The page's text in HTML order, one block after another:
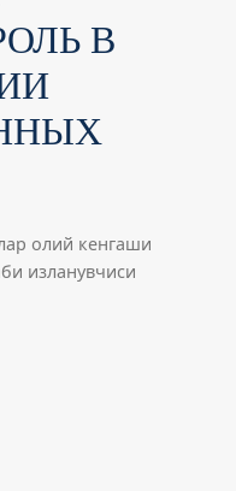
В
олий кенгаши
изланувчиси